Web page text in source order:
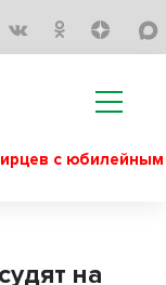
с юбилейным
на